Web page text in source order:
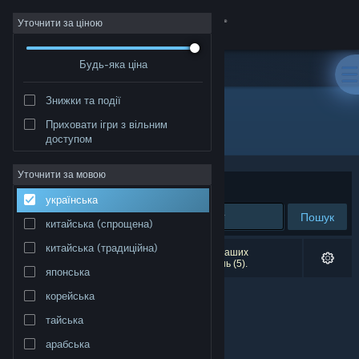
Увійти
Крамниця
Інформація
Підтримка
Змінити мову
Переглянути повну версію
Уточнити за ціною
Будь-яка ціна
Знижки та події
Приховати ігри з вільним
доступом
Уточнити за мовою
українська
китайська (спрощена)
китайська (традиційна)
японська
корейська
тайська
арабська
Розробник: Cascadia Games
Упорядкувати за доречністю
Пошук
Результатів вашого пошуку: 0. Відповідно до ваших
уподобань було виключено кілька найменувань (5).